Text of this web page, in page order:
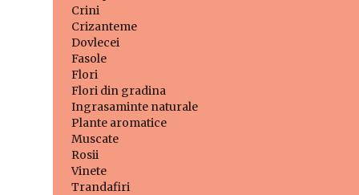
Crini
Crizanteme
Dovlecei
Fasole
Flori
Flori din gradina
Ingrasaminte naturale
Plante aromatice
Muscate
Rosii
Vinete
Trandafiri